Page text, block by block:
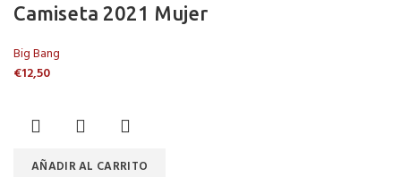
Camiseta 2021 Mujer
Big Bang
€12,50
AÑADIR AL CARRITO